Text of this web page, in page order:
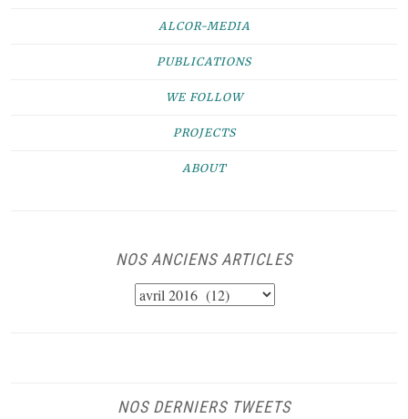
ALCOR-MEDIA
PUBLICATIONS
WE FOLLOW
PROJECTS
ABOUT
NOS ANCIENS ARTICLES
NOS
NOS DERNIERS TWEETS